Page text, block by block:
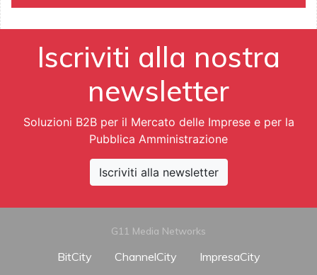
Iscriviti alla nostra
newsletter
Soluzioni B2B per il Mercato delle Imprese e per la
Pubblica Amministrazione
Iscriviti alla newsletter
G11 Media Networks
BitCity ChannelCity
ImpresaCity